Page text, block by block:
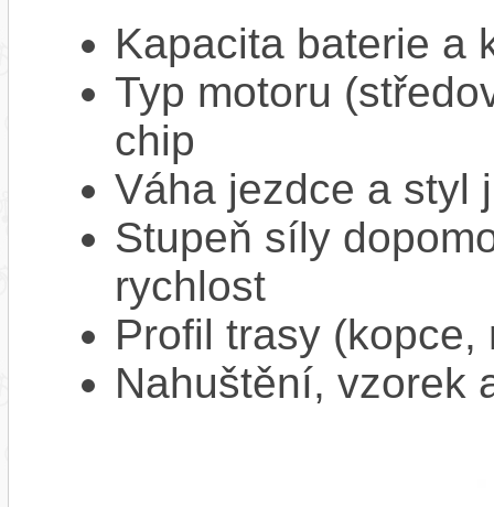
Kapacita baterie a
Typ motoru
chip
Váha jezdce a styl
Stupeň síly
rychlost
Profil trasy
Nahuštění, vzorek